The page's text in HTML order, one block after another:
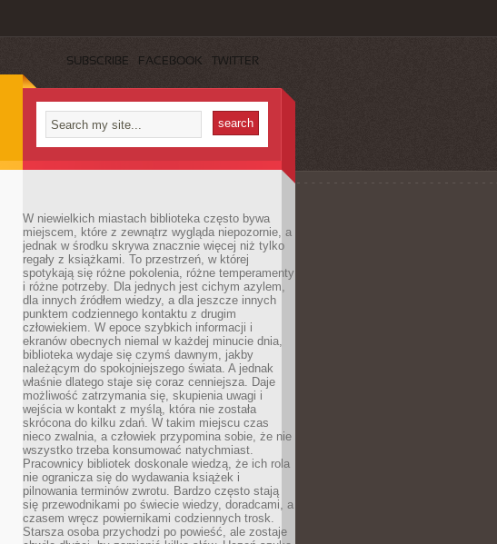
SUBSCRIBE FACEBOOK TWITTER
W niewielkich miastach biblioteka często bywa
miejscem, które z zewnątrz wygląda niepozornie, a
jednak w środku skrywa znacznie więcej niż tylko
regały z książkami. To przestrzeń, w której
spotykają się różne pokolenia, różne temperamenty
i różne potrzeby. Dla jednych jest cichym azylem,
dla innych źródłem wiedzy, a dla jeszcze innych
punktem codziennego kontaktu z drugim
człowiekiem. W epoce szybkich informacji i
ekranów obecnych niemal w każdej minucie dnia,
biblioteka wydaje się czymś dawnym, jakby
należącym do spokojniejszego świata. A jednak
właśnie dlatego staje się coraz cenniejsza. Daje
możliwość zatrzymania się, skupienia uwagi i
wejścia w kontakt z myślą, która nie została
skrócona do kilku zdań. W takim miejscu czas
nieco zwalnia, a człowiek przypomina sobie, że nie
wszystko trzeba konsumować natychmiast.
Pracownicy bibliotek doskonale wiedzą, że ich rola
nie ogranicza się do wydawania książek i
pilnowania terminów zwrotu. Bardzo często stają
się przewodnikami po świecie wiedzy, doradcami, a
czasem wręcz powiernikami codziennych trosk.
Starsza osoba przychodzi po powieść, ale zostaje